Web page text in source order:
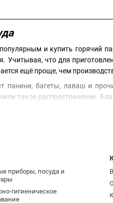
и купить горячий
Учитывая, что для
ещё проще, чем
панини, багеты, лаваш и
такое распространение.
потраченные на
приборы, посуда и
гигиеническое